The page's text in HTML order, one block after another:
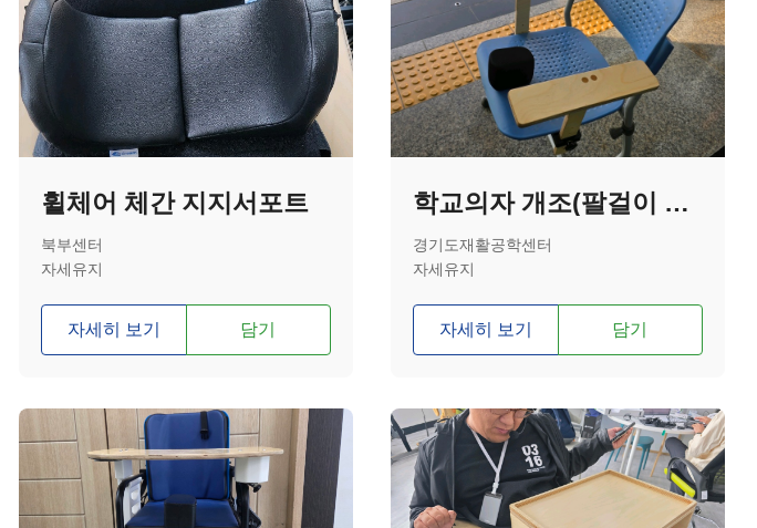
휠체어 체간 지지서포트
북부센터
자세유지
자세히 보기 담기
학교의자 개조(팔걸이 부착)
경기도재활공학센터
자세유지
자세히 보기 담기